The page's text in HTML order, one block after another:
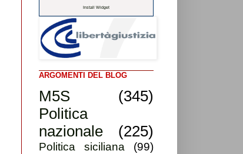
Install Widget
ARGOMENTI DEL BLOG
M5S
(345)
Politica
nazionale
(225)
Politica siciliana
(99)